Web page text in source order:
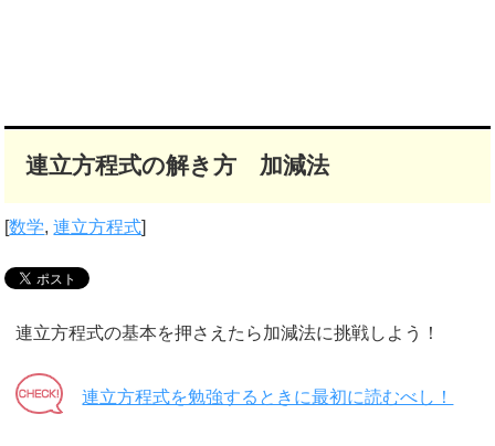
連立方程式の解き方 加減法
[数学,連立方程式]
連立方程式の基本を押さえたら加減法に挑戦しよう！
連立方程式を勉強するときに最初に読むべし！